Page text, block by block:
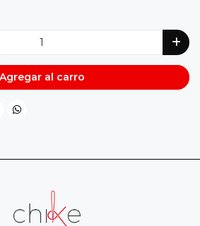
Agregar al carro